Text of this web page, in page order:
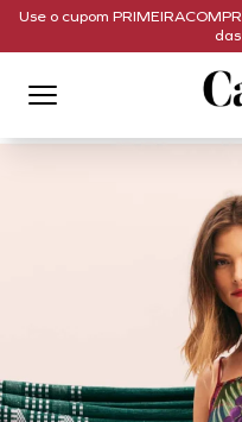
Use o cupom